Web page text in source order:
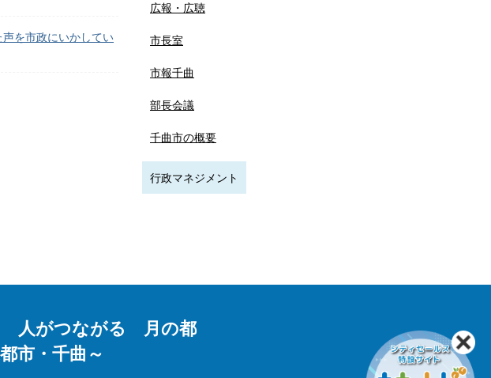
声を市政にいかしてい
広報・広聴
市長室
市報千曲
部長会議
千曲市の概要
行政マネジメント
人がつながる 月の都
市・千曲～